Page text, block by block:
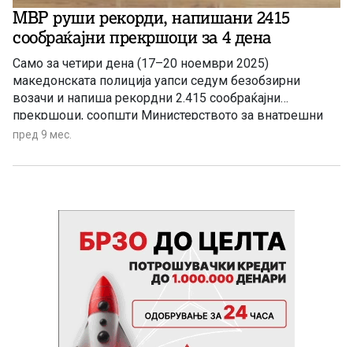
МВР руши рекорди, напишани 2415
сообраќајни прекршоци за 4 дена
Само за четири дена (17–20 ноември 2025)
македонската полиција уапси седум безобзирни
возачи и напиша рекордни 2.415 сообраќајни
прекршоци, соопшти Министерството за внатрешни
работи.
пред 9 мес.